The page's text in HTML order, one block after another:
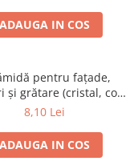
ADAUGA IN COS
pentru fațade,
și grătare (cristal, colț
– 250 × 120 × 65 mm
8,10 Lei
ADAUGA IN COS